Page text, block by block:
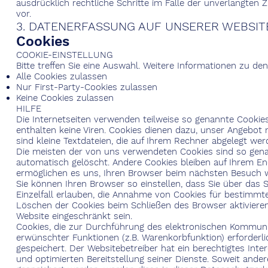
ausdrücklich rechtliche Schritte im Falle der unverlangten
vor.
3. DATENERFASSUNG AUF UNSERER
Cookies
COOKIE-EINSTELLUNG
Bitte treffen Sie eine Auswahl. Weitere Informationen zu
Alle Cookies zulassen
Nur First-Party-Cookies zulassen
Keine Cookies zulassen
HILFE
Die Internetseiten verwenden teilweise so genannte
enthalten keine Viren. Cookies dienen dazu, unser
sind kleine Textdateien, die auf Ihrem Rechner abgelegt
Die meisten der von uns verwendeten Cookies sind so
automatisch gelöscht. Andere Cookies bleiben auf Ihrem
ermöglichen es uns, Ihren Browser beim nächsten Besuch
Sie können Ihren Browser so einstellen, dass Sie über
Einzelfall erlauben, die Annahme von Cookies für
Löschen der Cookies beim Schließen des Browser
Website eingeschränkt sein.
Cookies, die zur Durchführung des elektronischen
erwünschter Funktionen (z.B. Warenkorbfunktion)
gespeichert. Der Websitebetreiber hat ein berechtigtes
und optimierten Bereitstellung seiner Dienste. Soweit